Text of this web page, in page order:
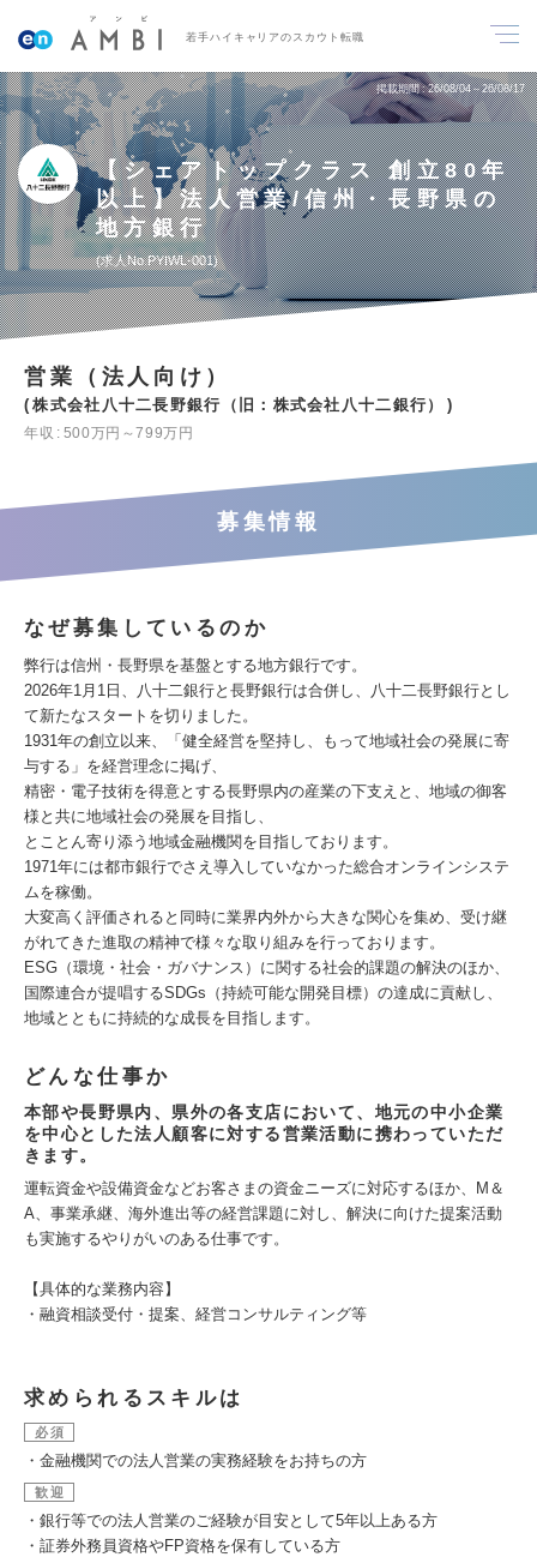
若手ハイキャリアのスカウト転職
掲載期間 26/08/04～26/08/17
【シェアトップクラス 創立80年
以上】法人営業/信州・長野県の
地方銀行
求人No.PYIWL-001
営業（法人向け）
株式会社八十二長野銀行（旧：株式会社八十二銀行）
年収 500万円～799万円
募集情報
なぜ募集しているのか
弊行は信州・長野県を基盤とする地方銀行です。
2026年1月1日、八十二銀行と長野銀行は合併し、八十二長野銀行とし
て新たなスタートを切りました。
1931年の創立以来、「健全経営を堅持し、もって地域社会の発展に寄
与する」を経営理念に掲げ、
精密・電子技術を得意とする長野県内の産業の下支えと、地域の御客
様と共に地域社会の発展を目指し、
とことん寄り添う地域金融機関を目指しております。
1971年には都市銀行でさえ導入していなかった総合オンラインシステ
ムを稼働。
大変高く評価されると同時に業界内外から大きな関心を集め、受け継
がれてきた進取の精神で様々な取り組みを行っております。
ESG（環境・社会・ガバナンス）に関する社会的課題の解決のほか、
国際連合が提唱するSDGs（持続可能な開発目標）の達成に貢献し、
地域とともに持続的な成長を目指します。
どんな仕事か
本部や長野県内、県外の各支店において、地元の中小企業
を中心とした法人顧客に対する営業活動に携わっていただ
きます。
運転資金や設備資金などお客さまの資金ニーズに対応するほか、M＆
A、事業承継、海外進出等の経営課題に対し、解決に向けた提案活動
も実施するやりがいのある仕事です。
【具体的な業務内容】
・融資相談受付・提案、経営コンサルティング等
求められるスキルは
必須
・金融機関での法人営業の実務経験をお持ちの方
歓迎
・銀行等での法人営業のご経験が目安として5年以上ある方
・証券外務員資格やFP資格を保有している方